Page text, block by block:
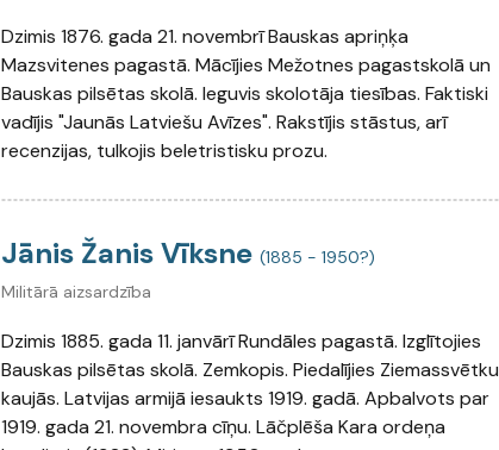
Dzimis 1876. gada 21. novembrī Bauskas apriņķa
Mazsvitenes pagastā. Mācījies Mežotnes pagastskolā un
Bauskas pilsētas skolā. Ieguvis skolotāja tiesības. Faktiski
vadījis "Jaunās Latviešu Avīzes". Rakstījis stāstus, arī
recenzijas, tulkojis beletristisku prozu.
Jānis Žanis Vīksne (1885 - 1950?)
Militārā aizsardzība
Dzimis 1885. gada 11. janvārī Rundāles pagastā. Izglītojies
Bauskas pilsētas skolā. Zemkopis. Piedalījies Ziemassvētku
kaujās. Latvijas armijā iesaukts 1919. gadā. Apbalvots par
1919. gada 21. novembra cīņu. Lāčplēša Kara ordeņa